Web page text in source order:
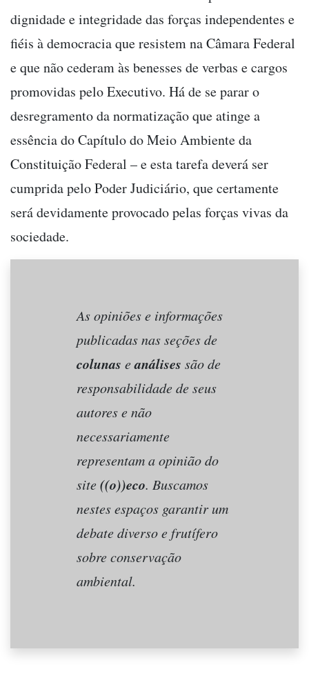
dignidade e integridade das forças independentes e
fiéis à democracia que resistem na Câmara Federal
e que não cederam às benesses de verbas e cargos
promovidas pelo Executivo. Há de se parar o
desregramento da normatização que atinge a
essência do Capítulo do Meio Ambiente da
Constituição Federal – e esta tarefa deverá ser
cumprida pelo Poder Judiciário, que certamente
será devidamente provocado pelas forças vivas da
sociedade.
As opiniões e informações
publicadas nas seções de
colunas eanálises são de
responsabilidade de seus
autores e não
necessariamente
representam a opinião do
site((o))eco. Buscamos
nestes espaços garantir um
debate diverso e frutífero
sobre conservação
ambiental.